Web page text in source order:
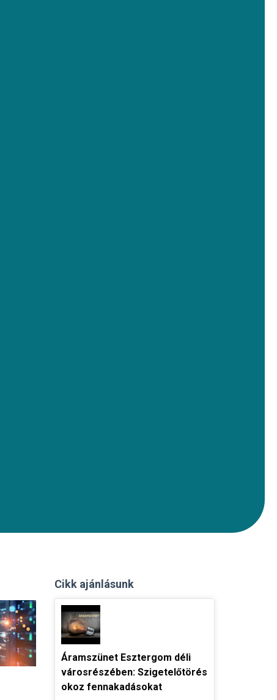
Cikk ajánlásunk
Áramszünet Esztergom déli
városrészében: Szigetelőtörés
okoz fennakadásokat